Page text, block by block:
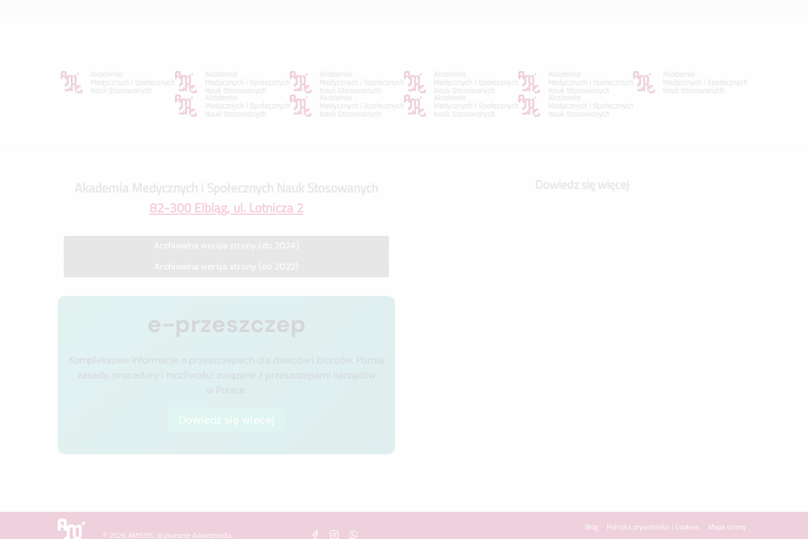
82-300 Elbląg, ul. Lotnicza 2
Archiwalna wersja strony (do 2024)
Archiwalna wersja strony (do 2022)
e-przeszczep
Kompleksowe informacje o przeszczepach dla dawców i biorców. Poznaj
zasady, procedury i możliwości związane z przeszczepami narządów
w Polsce.
Dowiedz się więcej
© 2026 AMISNS. Wykonanie Adwebmedia.
Blog Polityka prywatności i Cookies
Mapa strony